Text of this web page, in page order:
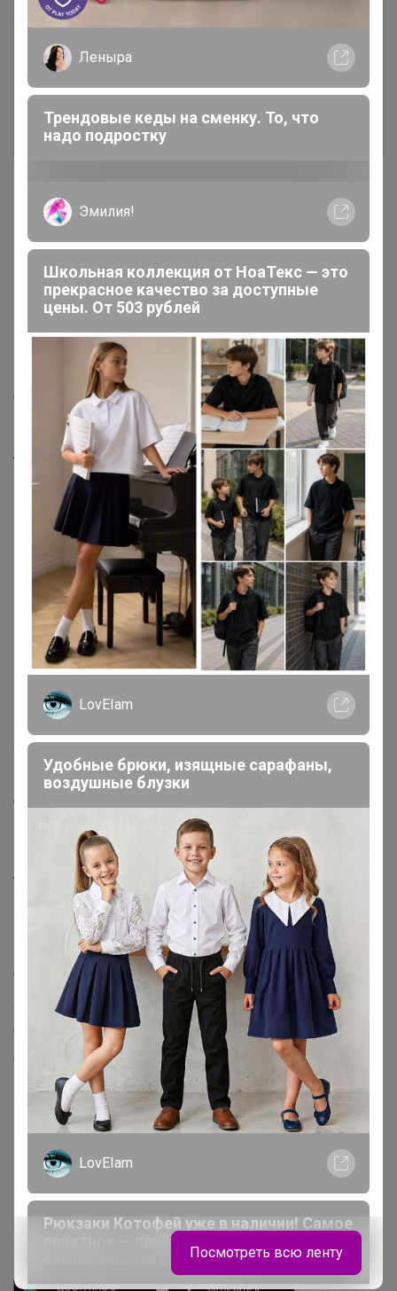
Чтобы ответить или задать вопрос
необходимо авторизоваться на сайте
Войти Зарегистрироваться
Реклама
Как здесь все устроено?
Как сделать заказ?
Как получить?
Шоурумы
Торговые марки
Наша команда
В наличии
Подарочные сертификаты
Реклама на сайте
Поставщикам
Вакансии
support@24-ok.ru
Написать в поддержку
Защита покупателя
Помощь
О нас
Все предложения
Анонсы
Поддержка альпак
Самое выгодное
Хиты продаж
Самое желанное
Самое быстрое
Начать зарабатывать с 24-ok
Picabox.ru - Лучшее место для ваших изображений
Розыгрыш - Генератор случайных чисел
Пульс нашего маркетплейса
Укорачиватель ссылок
Леныра
Трендовые кеды на сменку. То, что
надо подростку
Эмилия!
Школьная коллекция от НоаТекс — это
прекрасное качество за доступные
цены. От 503 рублей
LovEIam
Удобные брюки, изящные сарафаны,
воздушные блузки
LovEIam
Рюкзаки Котофей уже в наличии! Самое
приятное — прийти и выбрать тот
самый вместе с ребёнкомПосмотреть всю ленту